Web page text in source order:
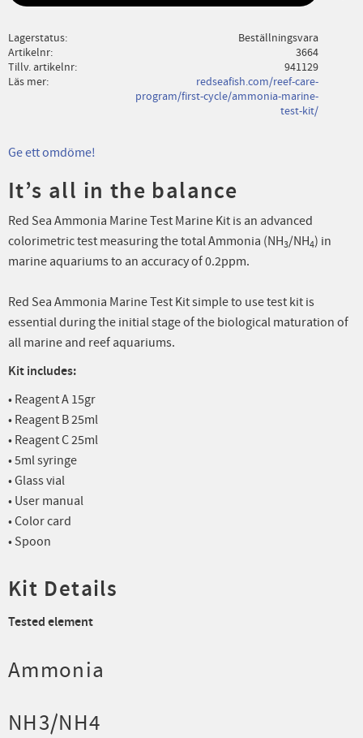
Lagerstatus
Beställningsvara
Artikelnr
3664
Tillv. artikelnr
941129
Läs mer
redseafish.com/reef-care-
program/first-cycle/ammonia-marine-
test-kit/
Ge ett omdöme!
It’s all in the balance
Red Sea Ammonia Marine Test Marine Kit is an advanced
colorimetric test measuring the total Ammonia (NH3/NH4) in
marine aquariums to an accuracy of 0.2ppm.
Red Sea Ammonia Marine Test Kit simple to use test kit is
essential during the initial stage of the biological maturation of
all marine and reef aquariums.
Kit includes:
• Reagent A 15gr
• Reagent B 25ml
• Reagent C 25ml
• 5ml syringe
• Glass vial
• User manual
• Color card
• Spoon
Kit Details
Tested element
Ammonia
NH3/NH4